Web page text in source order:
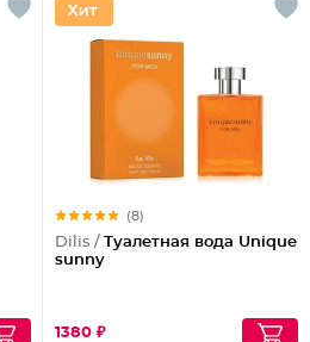
(8)
Dilis / Туалетная вода Unique
sunny
1380 ₽